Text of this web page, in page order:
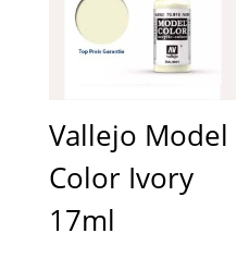
Vallejo Model
Color Ivory
17ml